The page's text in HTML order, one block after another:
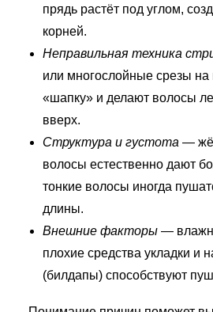
прядь растёт под углом,
корней.
Неправильная техника
или многослойные срезы
«шапку» и делают волосы
вверх.
Структура и густота —
волосы естественно дают
тонкие волосы иногда
длины.
Внешние факторы —
плохие средства укладки и
(билдапы) способствуют